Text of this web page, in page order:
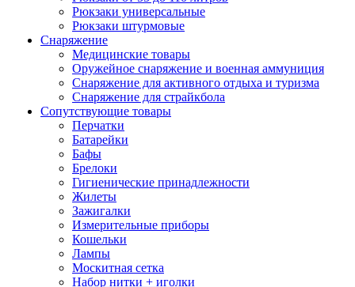
Рюкзаки универсальные
Рюкзаки штурмовые
Снаряжение
Медицинские товары
Оружейное снаряжение и военная аммуниция
Снаряжение для активного отдыха и туризма
Снаряжение для страйкбола
Сопутствующие товары
Перчатки
Батарейки
Бафы
Брелоки
Гигиенические принадлежности
Жилеты
Зажигалки
Измерительные приборы
Кошельки
Лампы
Москитная сетка
Набор нитки + иголки